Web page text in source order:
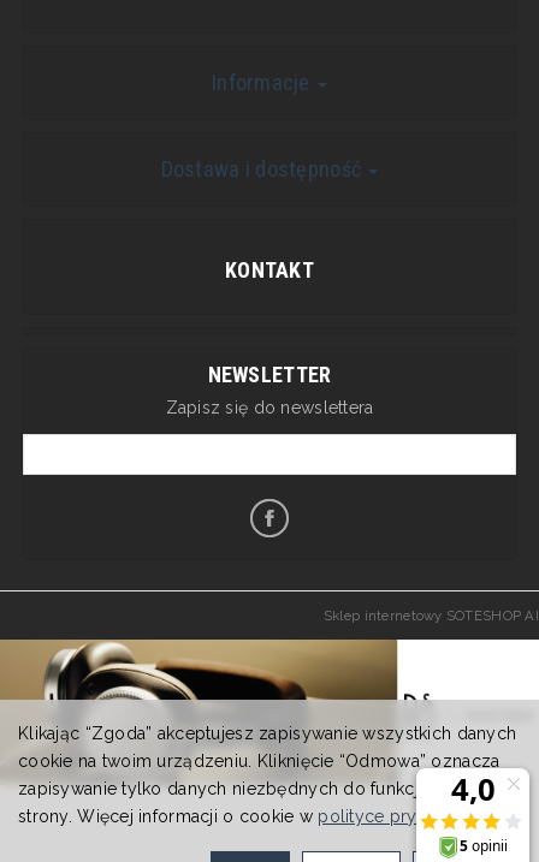
Informacje
Dostawa i dostępność
KONTAKT
NEWSLETTER
Zapisz się do newslettera
Sklep internetowy SOTESHOP AI
Klikając “Zgoda” akceptujesz zapisywanie wszystkich danych
cookie na twoim urządzeniu. Kliknięcie “Odmowa” oznacza
zapisywanie tylko danych niezbędnych do funkcjonowania
strony. Więcej informacji o cookie w polityce prywatności.